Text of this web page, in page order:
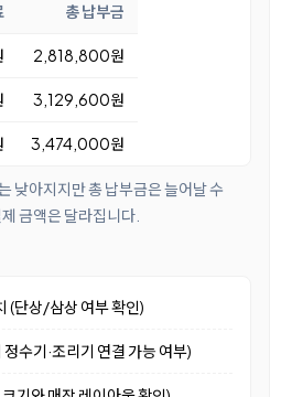
총 납부금
2,818,800원
3,129,600원
3,474,000원
낮아지지만 총 납부금은 늘어날 수
금액은 달라집니다.
(단상/삼상 여부 확인)
수기·조리기 연결 가능 여부)